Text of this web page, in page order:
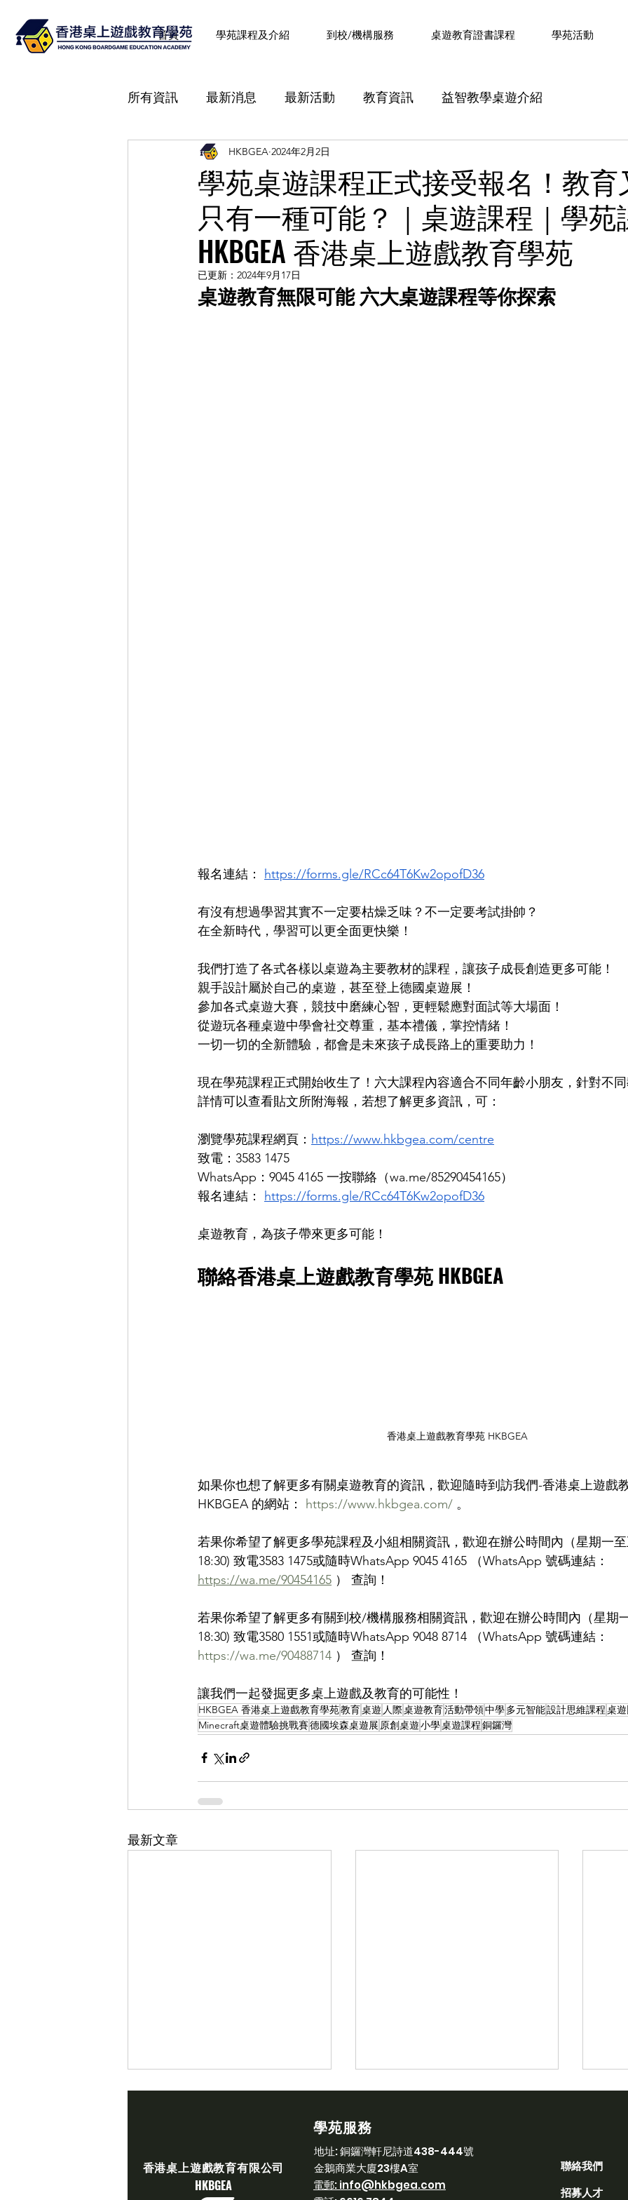
首頁 學苑課程及介紹 ​到校/機構服務 桌遊教育證書課程 學苑活動
所有資訊 最新消息 最新活動 教育資訊 益智教學桌遊介紹
《桌遊教育理論及講解技巧證書課程》內容分享
桌遊背後故事 社工專業分享 Minecraft 字詞解釋 桌遊教育Q&A 過
創新智力運動 桌遊體驗
學苑桌遊課程正式接受報名！教育
只有一種可能？｜桌遊課程｜學苑
HKBGEA 香港桌上遊戲教育學苑
HKBGEA 2024年2月2日
已更新： 2024年9月17日
桌遊教育無限可能 六大桌遊課程等你探索
報名連結： https://forms.gle/RCc64T6Kw2opofD36
有沒有想過學習其實不一定要枯燥乏味？不一定要考試掛帥？
在全新時代，學習可以更全面更快樂！
我們打造了各式各樣以桌遊為主要教材的課程，讓孩子成長創造更多可能！
親手設計屬於自己的桌遊，甚至登上德國桌遊展！
參加各式桌遊大賽，競技中磨練心智，更輕鬆應對面試等大場面！
從遊玩各種桌遊中學會社交尊重，基本禮儀，掌控情緒！
一切一切的全新體驗，都會是未來孩子成長路上的重要助力！
現在學苑課程正式開始收生了！六大課程內容適合不同年齡小朋友，針對不同
詳情可以查看貼文所附海報，若想了解更多資訊，可：
瀏覽學苑課程網頁： https://www.hkbgea.com/centre
致電：3583 1475
WhatsApp：9045 4165 一按聯絡（wa.me/85290454165）
報名連結： https://forms.gle/RCc64T6Kw2opofD36
桌遊教育，為孩子帶來更多可能！
聯絡香港桌上遊戲教育學苑 HKBGEA
香港桌上遊戲教育學苑 HKBGEA
如果你也想了解更多有關桌遊教育的資訊，歡迎隨時到訪我們-香港桌上遊戲
HKBGEA 的網站： https://www.hkbgea.com/ 。
若果你希望了解更多學苑課程及小組相關資訊，歡迎在辦公時間內（星期一至
18:30) 致電3583 1475或隨時WhatsApp 9045 4165 （WhatsApp 號碼連結：
https://wa.me/90454165 ） 查詢！
若果你希望了解更多有關到校/機構服務相關資訊，歡迎在辦公時間內（星期
18:30) 致電3580 1551或隨時WhatsApp 9048 8714 （WhatsApp 號碼連結：
https://wa.me/90488714 ） 查詢！
讓我們一起發掘更多桌上遊戲及教育的可能性！
HKBGEA 香港桌上遊戲教育學苑教育桌遊 人際桌遊教育活動帶領中學多元智能設計思維課程桌
Minecraft桌遊體驗挑戰賽德國埃森桌遊展 原創桌遊小學桌遊課程銅鑼灣
最新文章
​香港桌上遊戲教育有限公司
​HKBGEA
學苑服務
​地址:銅鑼灣軒尼詩道438-444號
金鵝商業大廈23樓A室
​電郵:info@hkbgea.com
聯絡我們
招募人才